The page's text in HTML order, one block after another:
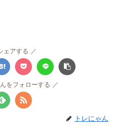
ェアする
をフォローする
トレにゃん